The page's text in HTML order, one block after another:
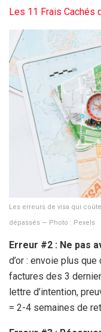
Les 11 Frais Cachés
Les erreurs de visa qui
dépassés — Photo : Pexels
Erreur #2 : Ne pas
d’or : envoie plus que
factures des 3
lettre d’intention,
= 2-4 semaines de